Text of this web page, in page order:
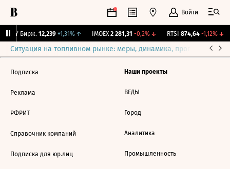
Войти
CNY Бирж. 12,239 +1,31%↑ IMOEX 2 281,31 -0,2%↓ RTSI 874,64 -1,12%↓
Ситуация на топливном рынке: меры, динамика, прогнозы
Подписка
Реклама
РФРИТ
Справочник компаний
Подписка для юр.лиц
Наши проекты
ВЕДЫ
Город
Аналитика
Промышленность